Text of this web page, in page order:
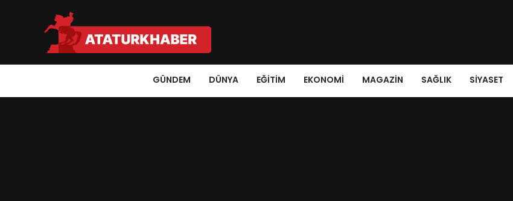
GÜNDEM DÜNYA EĞITIM EKONOMI MAGAZIN SAĞLIK SIYASET